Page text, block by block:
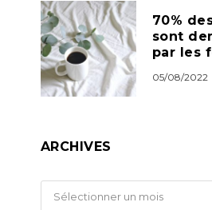
70%
sont
par les
05/08/2022
ARCHIVES
Archives
Sélectionner un mois